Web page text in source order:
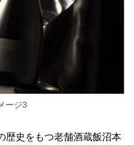
ージ3
歴史をもつ老舗酒蔵飯沼本